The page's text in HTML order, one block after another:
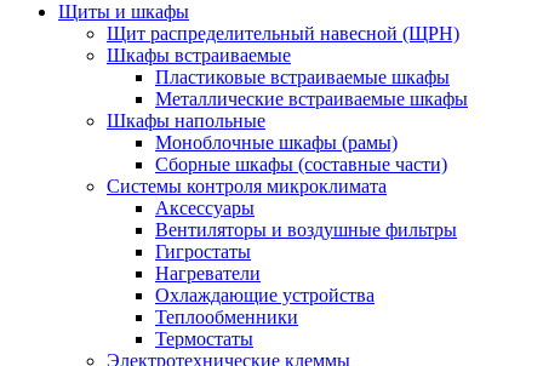
Щиты и шкафы
Щит распределительный навесной (ЩРН)
Шкафы встраиваемые
Пластиковые встраиваемые шкафы
Металлические встраиваемые шкафы
Шкафы напольные
Моноблочные шкафы (рамы)
Сборные шкафы (составные части)
Системы контроля микроклимата
Аксессуары
Вентиляторы и воздушные фильтры
Гигростаты
Нагреватели
Охлаждающие устройства
Теплообменники
Термостаты
Электротехнические клеммы